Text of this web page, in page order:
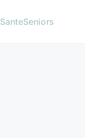
SanteSeniors